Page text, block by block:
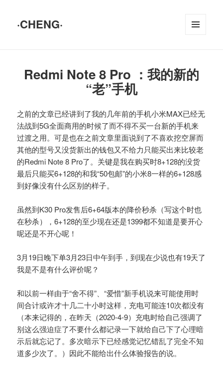
·CHENG·
Redmi Note 8 Pro ：我的新的
“老”手机
之前的文章已经讲到了我的几年前的手机小米MAX已经无
法战到5G全面商用的时候了而不得不买一台新的手机来
过渡之用。可是也在之前文章里面说到了不喜欢挖空屏而
其他的型号又没货新出的钱包又不给力只能买出来比较老
的Redmi Note 8 Pro了。关键是我在购买时8+128的没货
最后只能买6+128的和我“50包邮”的小米8一样的6+128感
到好像没有什么区别的样子。
虽然到K30 Pro发售后6+64版本的降价秒杀（写这个时也
在秒杀），6+128的至少现在还是1399都不知道是要开心
呢还是不开心呢！
3月19日晚下单3月23日中午到手，到现在少说也有19天了
我是不是有什么评价呢？
和以前一样由于“舍不得”、“爱惜”新手机说来可能使用时
间合计或许才十几二十小时这样，充电可能连10次都没有
（本来记得的，在昨天（2020-4-9）充电时给自己强调了
别这么强迫症了不要什么都记录一下就给自己下了心理暗
示后就忘记了。多次暗示下已经感觉记忆错乱了完全不知
道多少次了。）因此不能给出什么体验报告的说。